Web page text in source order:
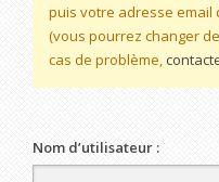
puis votre adresse email
(vous pourrez changer
cas de problème,
Nom d’utilisateur :